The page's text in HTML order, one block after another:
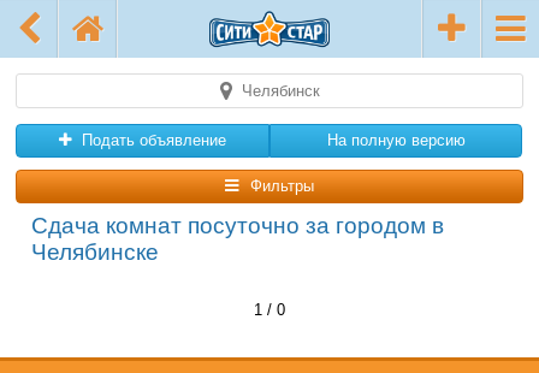
Челябинск
Подать объявление На полную версию
Фильтры
Сдача комнат посуточно за городом в
Челябинске
1 / 0